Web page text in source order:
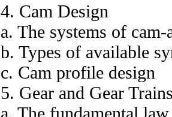
4. Cam Design
a. The systems of
b. Types of available
c. Cam profile design
5. Gear and Gear